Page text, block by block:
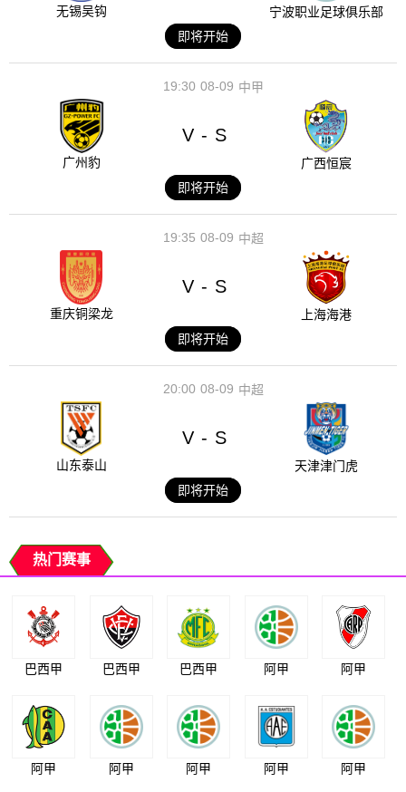
无锡吴钩
宁波职业足球俱乐部
即将开始
08-09
19:30 中甲
广州豹
V - S
广西恒宸
即将开始
08-09
19:35 中超
重庆铜梁龙
V - S
上海海港
即将开始
08-09
20:00 中超
山东泰山
V - S
天津津门虎
即将开始
热门赛事
巴西甲 巴西甲 巴西甲 阿甲 阿甲
阿甲 阿甲 阿甲 阿甲 阿甲